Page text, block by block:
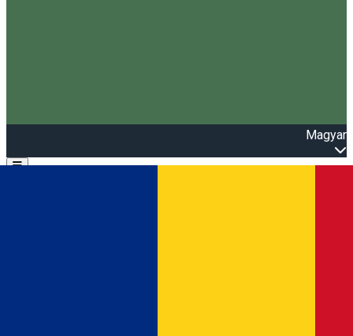
Magyar
Open main menu